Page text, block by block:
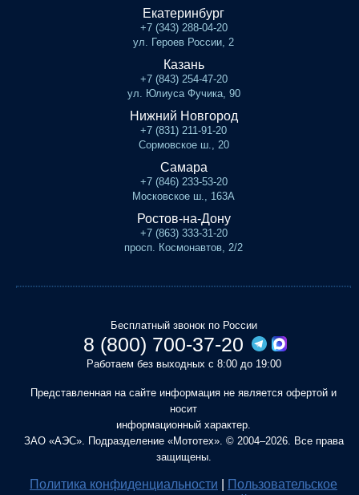
Екатеринбург
+7 (343) 288-04-20
ул. Героев России, 2
Казань
+7 (843) 254-47-20
ул. Юлиуса Фучика, 90
Нижний Новгород
+7 (831) 211-91-20
Сормовское ш., 20
Самара
+7 (846) 233-53-20
Московское ш., 163А
Ростов-на-Дону
+7 (863) 333-31-20
просп. Космонавтов, 2/2
Бесплатный звонок по России
8 (800) 700-37-20
Работаем без выходных с 8:00 до 19:00
Представленная на сайте информация не является офертой и
носит
информационный характер.
ЗАО «АЭС». Подразделение «Мототех». © 2004–2026. Все права
защищены.
Политика конфиденциальности
Пользовательское